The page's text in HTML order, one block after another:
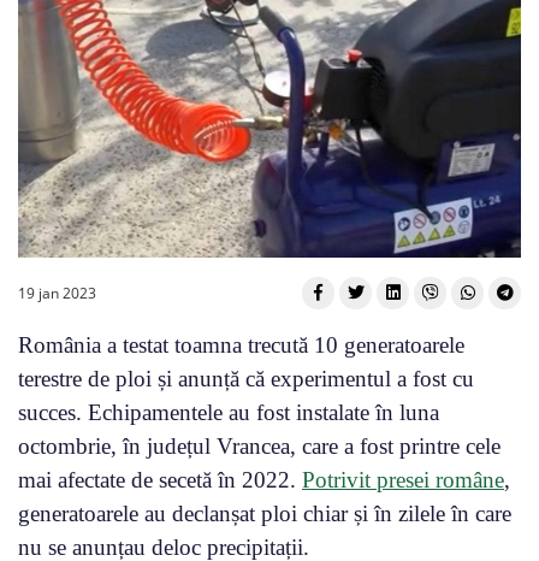
19 jan 2023
România a testat toamna trecută 10 generatoarele
terestre de ploi și anunță că experimentul a fost cu
succes. Echipamentele au fost instalate în luna
octombrie, în județul Vrancea, care a fost printre cele
mai afectate de secetă în 2022. Potrivit presei române,
generatoarele au declanșat ploi chiar și în zilele în care
nu se anunțau deloc precipitații.